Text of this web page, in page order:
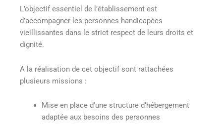
L’objectif essentiel de l’établissement est
d’accompagner les personnes handicapées
vieillissantes dans le strict respect de leurs droits et
dignité.
A la réalisation de cet objectif sont rattachées
plusieurs missions :
Mise en place d’une structure d’hébergement
adaptée aux besoins des personnes